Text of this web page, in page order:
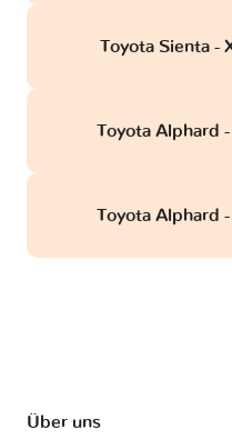
Toyota Sienta -
Toyota Alphard
Toyota Alphard
Über uns